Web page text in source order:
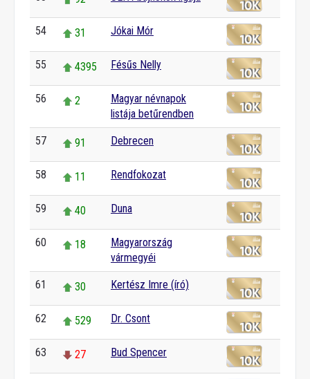
54 31 Jókai Mór
55 4395 Fésűs Nelly
56 2
Magyar névnapok
listája betűrendben
57 91 Debrecen
58 11 Rendfokozat
59 40 Duna
60 18
Magyarország
vármegyéi
61 30 Kertész Imre (író)
62 529 Dr. Csont
63 27 Bud Spencer